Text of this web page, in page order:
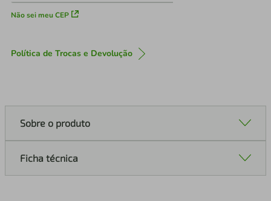
Não sei meu CEP
Política de Trocas e Devolução
Sobre o produto
Ficha técnica